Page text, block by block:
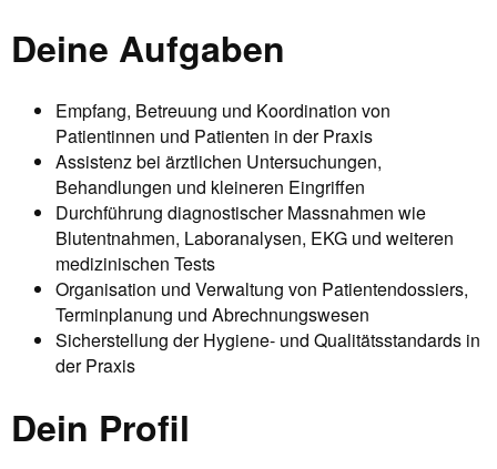
Deine Aufgaben
Empfang, Betreuung und Koordination von
Patientinnen und Patienten in der Praxis
Assistenz bei ärztlichen Untersuchungen,
Behandlungen und kleineren Eingriffen
Durchführung diagnostischer Massnahmen wie
Blutentnahmen, Laboranalysen, EKG und weiteren
medizinischen Tests
Organisation und Verwaltung von Patientendossiers,
Terminplanung und Abrechnungswesen
Sicherstellung der Hygiene- und Qualitätsstandards in
der Praxis
Dein Profil